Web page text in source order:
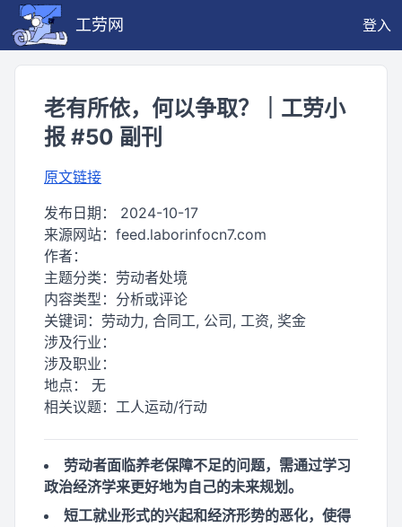
工劳网 登入
老有所依，何以争取？｜工劳小
报 #50 副刊
原文链接
发布日期： 2024-10-17
来源网站： feed.laborinfocn7.com
作者：
主题分类： 劳动者处境
内容类型： 分析或评论
关键词： 劳动力, 合同工, 公司, 工资, 奖金
涉及行业：
涉及职业：
地点： 无
相关议题： 工人运动/行动
劳动者面临养老保障不足的问题，需通过学习
政治经济学来更好地为自己的未来规划。
短工就业形式的兴起和经济形势的恶化，使得